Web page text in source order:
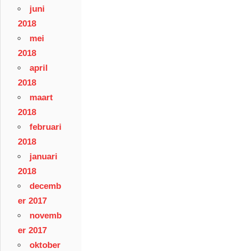
juni
2018
mei
2018
april
2018
maart
2018
februari
2018
januari
2018
decemb
er 2017
novemb
er 2017
oktober